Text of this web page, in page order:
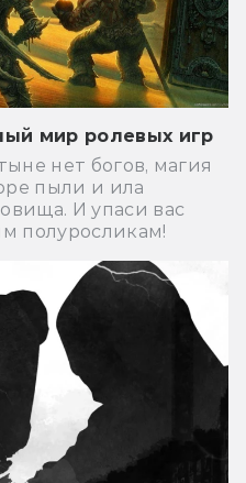
мир ролевых игр
нет богов, магия
пыли и ила
И упаси вас
полуросликам!